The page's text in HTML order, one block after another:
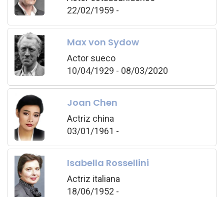
22/02/1959 -
Max von Sydow
Actor sueco
10/04/1929 - 08/03/2020
Joan Chen
Actriz china
03/01/1961 -
Isabella Rossellini
Actriz italiana
18/06/1952 -